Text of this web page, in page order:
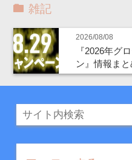
雑記
2026/08/08
『2026年グ
ン』情報まと